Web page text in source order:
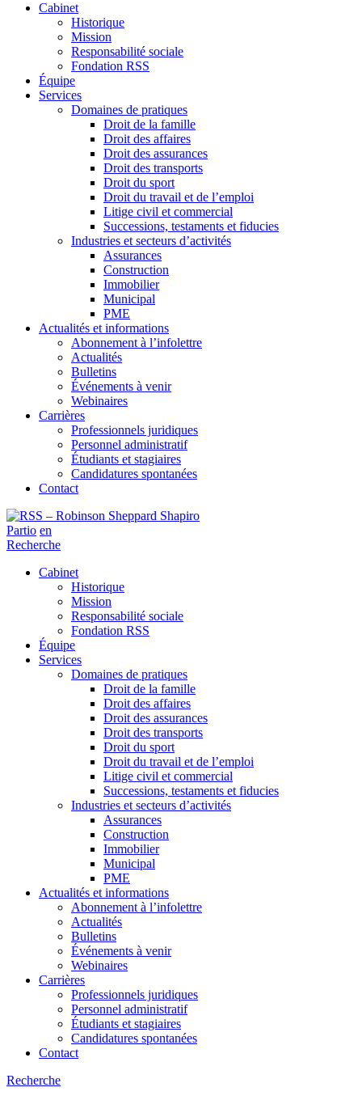
Cabinet
Historique
Mission
Responsabilité sociale
Fondation RSS
Équipe
Services
Domaines de pratiques
Droit de la famille
Droit des affaires
Droit des assurances
Droit des transports
Droit du sport
Droit du travail et de l’emploi
Litige civil et commercial
Successions, testaments et fiducies
Industries et secteurs d’activités
Assurances
Construction
Immobilier
Municipal
PME
Actualités et informations
Abonnement à l’infolettre
Actualités
Bulletins
Événements à venir
Webinaires
Carrières
Professionnels juridiques
Personnel administratif
Étudiants et stagiaires
Candidatures spontanées
Contact
Partio en
Recherche
Cabinet
Historique
Mission
Responsabilité sociale
Fondation RSS
Équipe
Services
Domaines de pratiques
Droit de la famille
Droit des affaires
Droit des assurances
Droit des transports
Droit du sport
Droit du travail et de l’emploi
Litige civil et commercial
Successions, testaments et fiducies
Industries et secteurs d’activités
Assurances
Construction
Immobilier
Municipal
PME
Actualités et informations
Abonnement à l’infolettre
Actualités
Bulletins
Événements à venir
Webinaires
Carrières
Professionnels juridiques
Personnel administratif
Étudiants et stagiaires
Candidatures spontanées
Contact
Recherche